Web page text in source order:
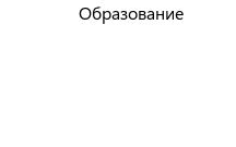
Образование